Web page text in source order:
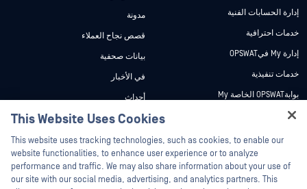
إدارة الحسابات الفنية
خدمات احترافية
إدارة My فيOPSWAT
خدمات تنفيذية
بوابةOPSWAT الخاصة My
وثائق تقنية
دورات تدريبية
برنامج الثغرات الأمنية
الشركاء
مدونة
قصص نجاح العملاء
بيانات صحفية
في الأخبار
أحداث
ندوات عبر الإنترنت
أوراق البيانات
مستندات تقنية
أدوات مجانية
This Website Uses Cookies
This website uses tracking technologies, such as cookies, to enable our
website functionalities, to enhance user experience or to analyze
performance and traffic. We may also share information about your use of
our site with our social media, advertising, and analytics partners. This
Hey there!
I'm Ozzy, your OPSWAT virtual assistant.
How can I help you secure what's critical
today?